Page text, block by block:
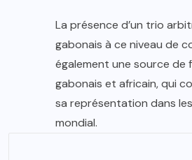
La présence d’un trio
gabonais à ce niveau de
également une source
gabonais et africain, qui
sa représentation dans
mondial.